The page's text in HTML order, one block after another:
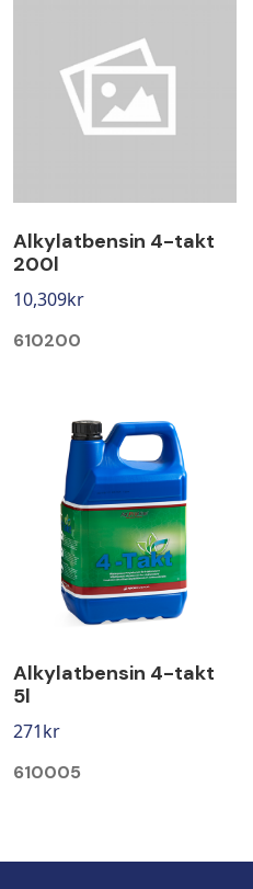
Alkylatbensin 4-takt
200l
10,309kr
610200
Alkylatbensin 4-takt
5l
271kr
610005